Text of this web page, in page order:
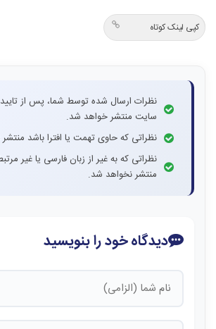
کپی لینک کوتاه
نظرات ارسال شده توسط شما، پس از
سایت منتشر خواهد شد.
نظراتی که حاوی تهمت یا افترا باشد
نظراتی که به غیر از زبان فارسی یا غیر
منتشر نخواهد شد.
دیدگاه خود را بنویسید